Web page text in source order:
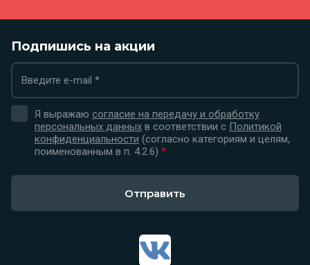
Подпишись на акции
Я выражаю согласие на передачу и обработку
персональных данных в соответствии с Политикой
конфиденциальности (согласно категориям и целям,
поименованным в п. 4.2.6) *
Отправить